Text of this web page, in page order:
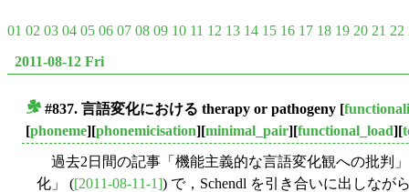
01 02 03 04 05 06 07 08 09 10 11 12 13 14 15 16 17 18 19 20 21 22
2011-08-12 Fri
#837. 言語変化における therapy or pathogeny [
[phoneme][phonemicisation][minimal_pair][functional_load][
過去2日間の記事「機能主義的な言語変化観への批判
化」 ([2011-08-11-1]) で，Schendl を引き合いに出しなが